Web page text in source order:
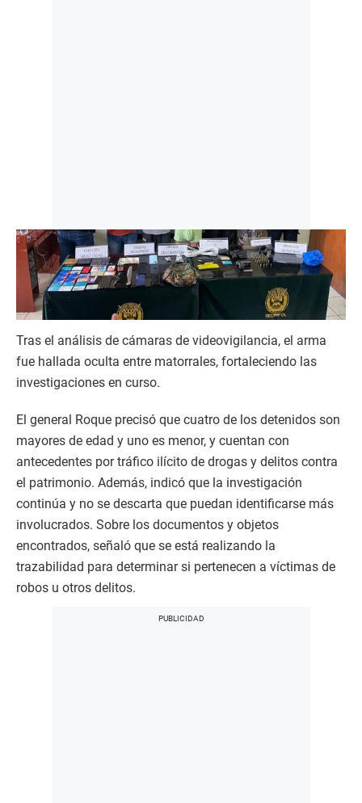
Tras el análisis de cámaras de videovigilancia, el arma
fue hallada oculta entre matorrales, fortaleciendo las
investigaciones en curso.
El general Roque precisó que cuatro de los detenidos son
mayores de edad y uno es menor, y cuentan con
antecedentes por tráfico ilícito de drogas y delitos contra
el patrimonio. Además, indicó que la investigación
continúa y no se descarta que puedan identificarse más
involucrados. Sobre los documentos y objetos
encontrados, señaló que se está realizando la
trazabilidad para determinar si pertenecen a víctimas de
robos u otros delitos.